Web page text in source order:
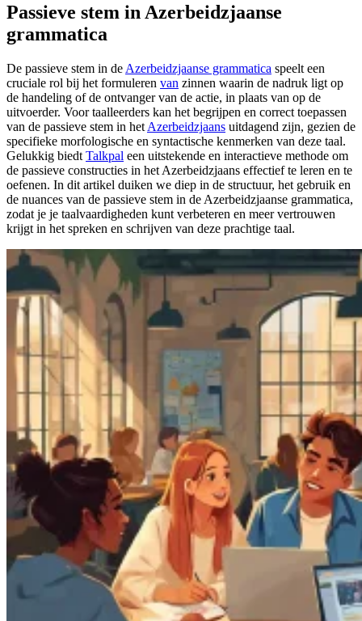
Passieve stem in Azerbeidzjaanse
grammatica
De passieve stem in de Azerbeidzjaanse grammatica speelt een
cruciale rol bij het formuleren van zinnen waarin de nadruk ligt op
de handeling of de ontvanger van de actie, in plaats van op de
uitvoerder. Voor taalleerders kan het begrijpen en correct toepassen
van de passieve stem in het Azerbeidzjaans uitdagend zijn, gezien de
specifieke morfologische en syntactische kenmerken van deze taal.
Gelukkig biedt Talkpal een uitstekende en interactieve methode om
de passieve constructies in het Azerbeidzjaans effectief te leren en te
oefenen. In dit artikel duiken we diep in de structuur, het gebruik en
de nuances van de passieve stem in de Azerbeidzjaanse grammatica,
zodat je je taalvaardigheden kunt verbeteren en meer vertrouwen
krijgt in het spreken en schrijven van deze prachtige taal.